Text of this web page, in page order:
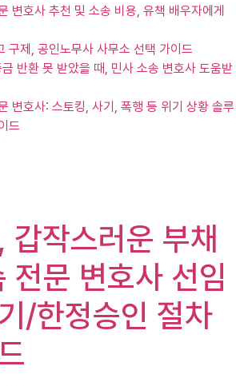
변호사 추천 및 소송 비용, 유책 배우자에게
구제, 공인노무사 사무소 선택 가이드
반환 못 받았을 때, 민사 소송 변호사 도움받
변호사: 스토킹, 사기, 폭행 등 위기 상황 솔루
드
갑작스러운 부채
전문 변호사 선임
/한정승인 절차